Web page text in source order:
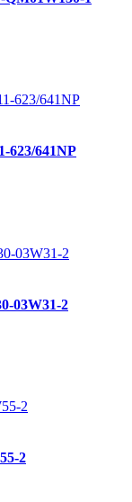
623/641NP
03W31-2
2